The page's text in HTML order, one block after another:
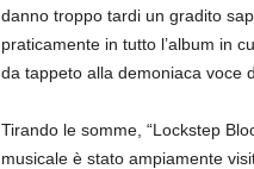
danno troppo tardi un gradito
praticamente in tutto l’album in
da tappeto alla demoniaca voce
Tirando le somme, “Lockstep
musicale è stato ampiamente